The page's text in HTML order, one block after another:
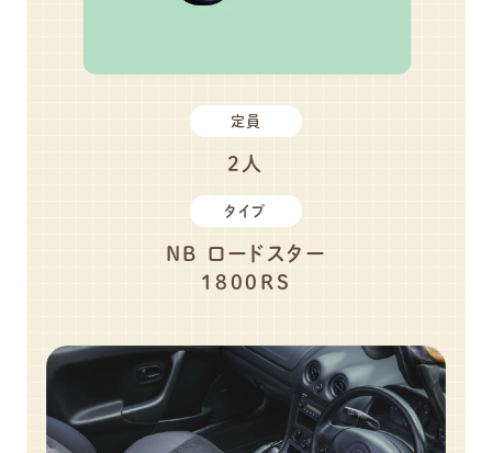
定員
2人
タイプ
NB ロードスター
1800RS